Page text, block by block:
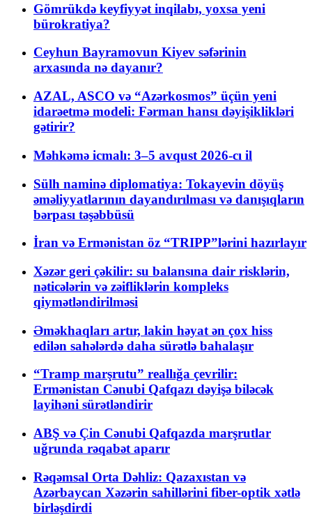
Gömrükdə keyfiyyət inqilabı, yoxsa yeni
bürokratiya?
Ceyhun Bayramovun Kiyev səfərinin
arxasında nə dayanır?
AZAL, ASCO və “Azərkosmos” üçün yeni
idarəetmə modeli: Fərman hansı dəyişiklikləri
gətirir?
Məhkəmə icmalı: 3–5 avqust 2026-cı il
Sülh naminə diplomatiya: Tokayevin döyüş
əməliyyatlarının dayandırılması və danışıqların
bərpası təşəbbüsü
İran və Ermənistan öz “TRIPP”lərini hazırlayır
Xəzər geri çəkilir: su balansına dair risklərin,
nəticələrin və zəifliklərin kompleks
qiymətləndirilməsi
Əməkhaqları artır, lakin həyat ən çox hiss
edilən sahələrdə daha sürətlə bahalaşır
“Tramp marşrutu” reallığa çevrilir:
Ermənistan Cənubi Qafqazı dəyişə biləcək
layihəni sürətləndirir
ABŞ və Çin Cənubi Qafqazda marşrutlar
uğrunda rəqabət aparır
Rəqəmsal Orta Dəhliz: Qazaxıstan və
Azərbaycan Xəzərin sahillərini fiber-optik xətlə
birləşdirdi